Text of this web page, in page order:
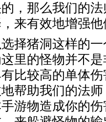
，那么我们的
来有效地增强
猪洞这样的一
里的怪物并不
比较高的单体
帮助我们的法
游物造成你的